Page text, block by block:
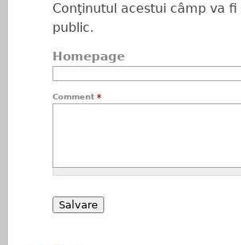
Conţinutul acestui câmp va
public.
Homepage
Comment *